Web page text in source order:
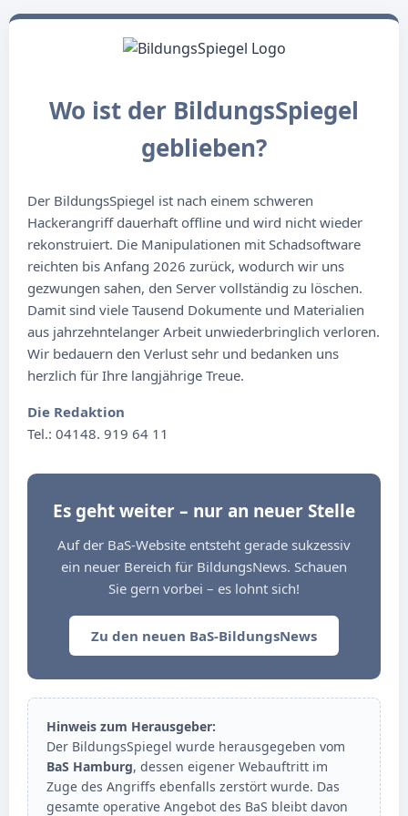
Wo ist der BildungsSpiegel
geblieben?
Der BildungsSpiegel ist nach einem schweren
Hackerangriff dauerhaft offline und wird nicht wieder
rekonstruiert. Die Manipulationen mit Schadsoftware
reichten bis Anfang 2026 zurück, wodurch wir uns
gezwungen sahen, den Server vollständig zu löschen.
Damit sind viele Tausend Dokumente und Materialien
aus jahrzehntelanger Arbeit unwiederbringlich verloren.
Wir bedauern den Verlust sehr und bedanken uns
herzlich für Ihre langjährige Treue.
Die Redaktion
Tel.: 04148. 919 64 11
Es geht weiter – nur an neuer Stelle
Auf der BaS-Website entsteht gerade sukzessiv
ein neuer Bereich für BildungsNews. Schauen
Sie gern vorbei – es lohnt sich!
Zu den neuen BaS-BildungsNews
Hinweis zum Herausgeber:
Der BildungsSpiegel wurde herausgegeben vom
BaS Hamburg, dessen eigener Webauftritt im
Zuge des Angriffs ebenfalls zerstört wurde. Das
gesamte operative Angebot des BaS bleibt davon